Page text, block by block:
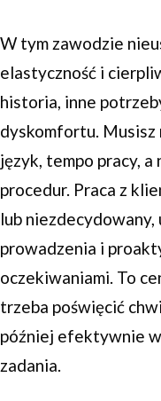
W tym zawodzie
elastyczność i
historia, inne
dyskomfortu.
język, tempo pracy,
procedur. Praca z
lub niezdecydowany,
prowadzenia i
oczekiwaniami. To
trzeba poświęcić
później efektywnie
zadania.